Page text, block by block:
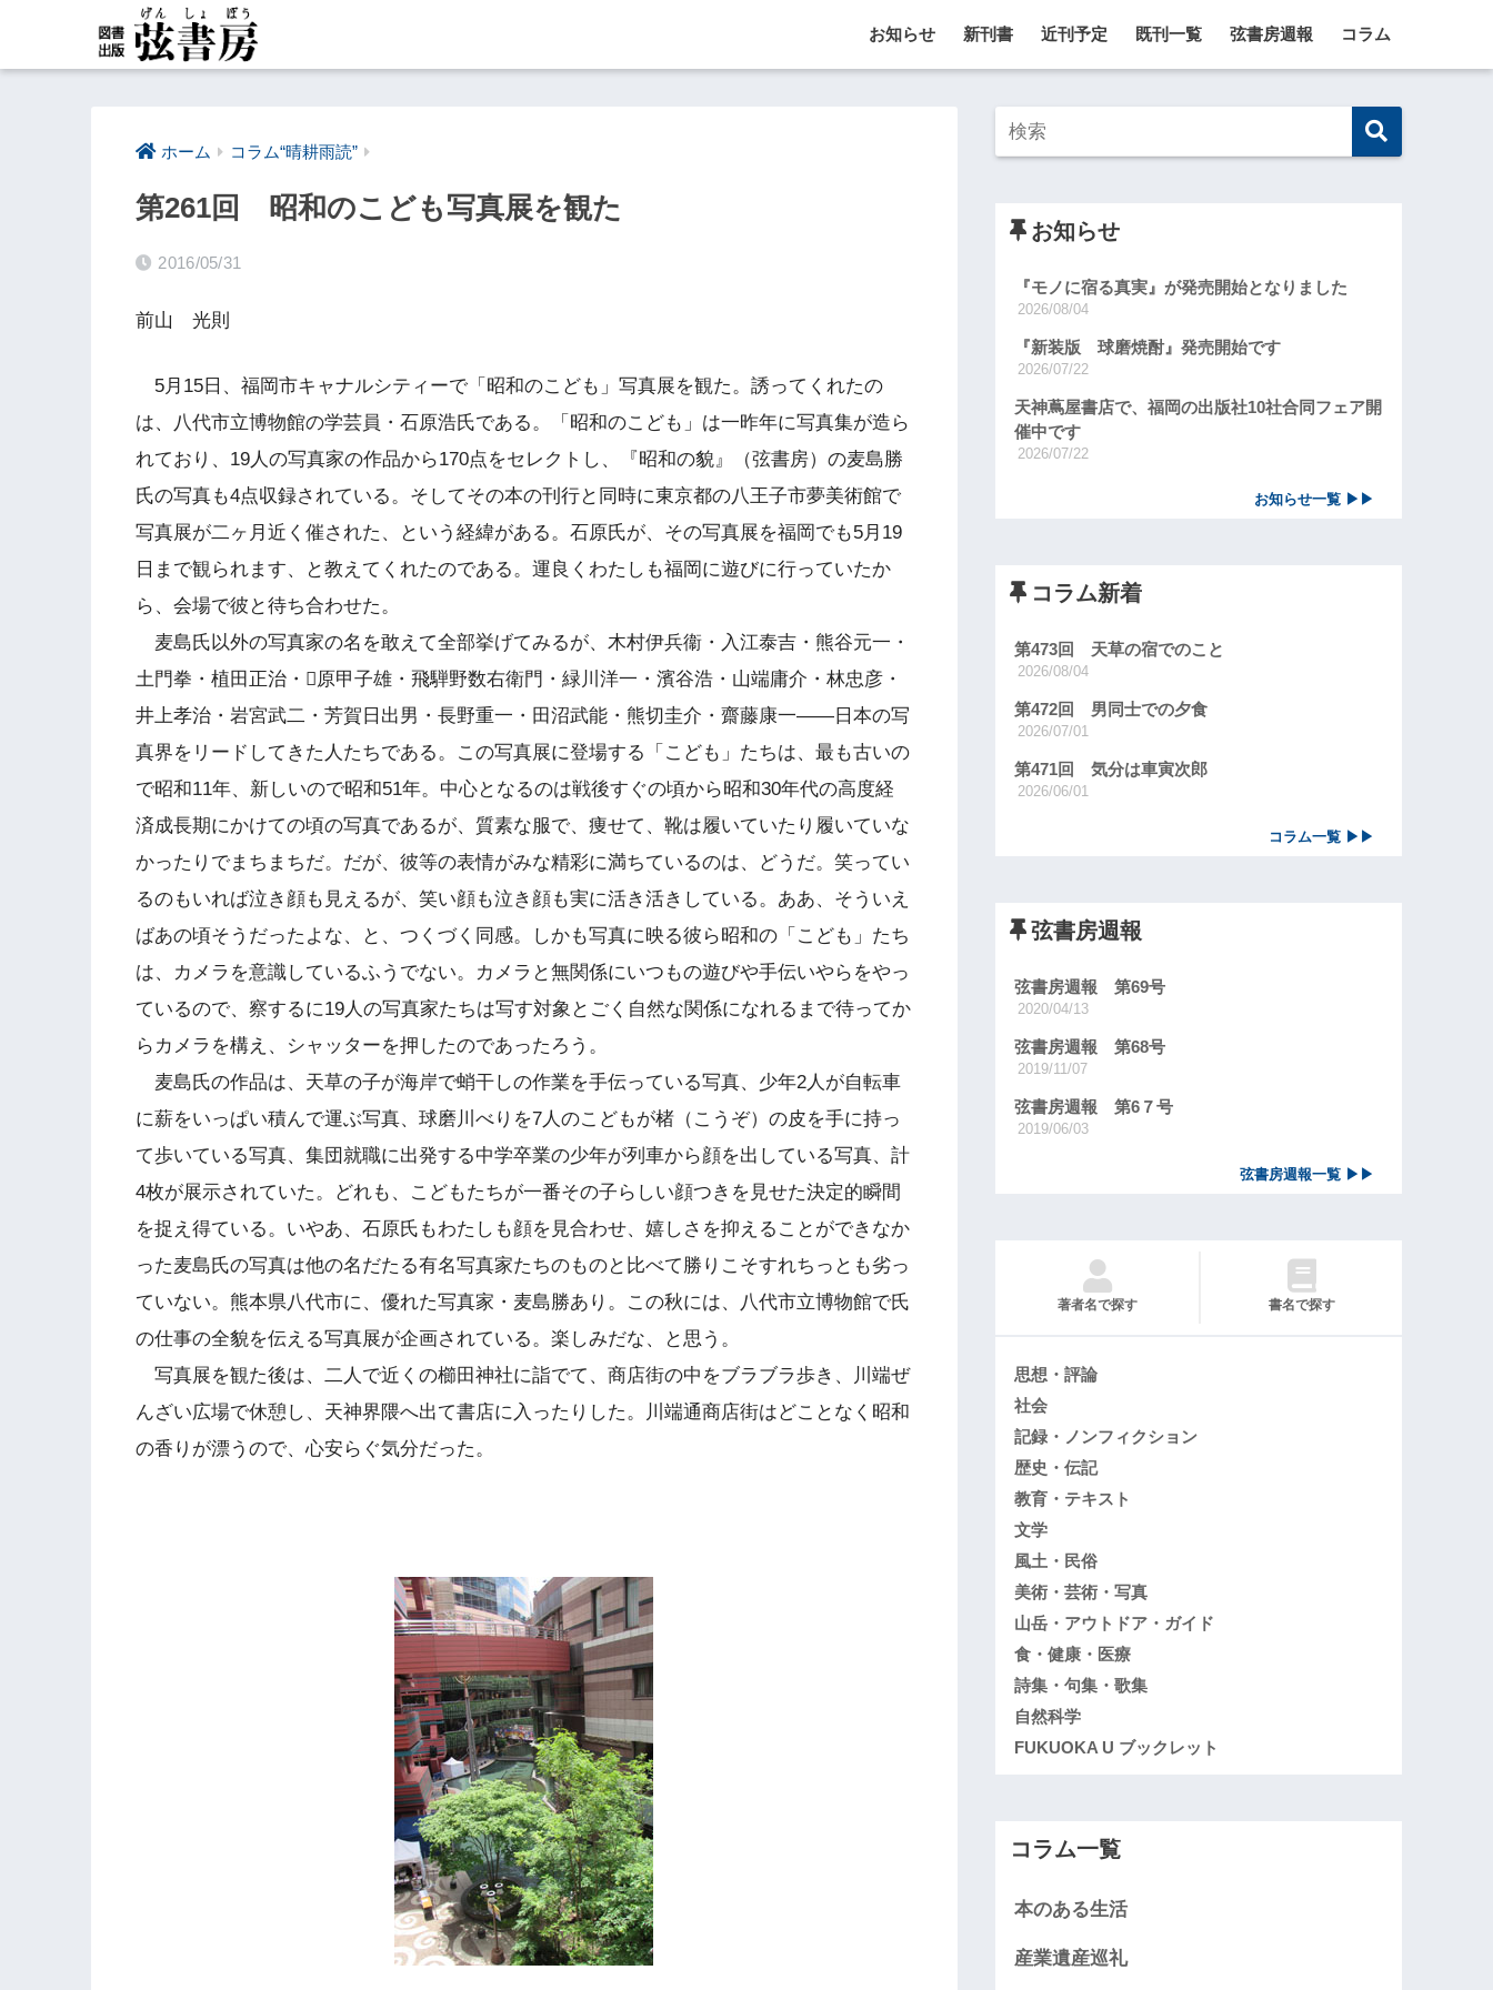
お知らせ 新刊書 近刊予定 既刊一覧 弦書房週報 コラム
ホーム コラム“晴耕雨読”
第261回 昭和のこども写真展を観た
2016/05/31
前山 光則
5月15日、福岡市キャナルシティーで「昭和のこども」写真展を観た。誘ってくれたの
は、八代市立博物館の学芸員・石原浩氏である。「昭和のこども」は一昨年に写真集が造ら
れており、19人の写真家の作品から170点をセレクトし、『昭和の貌』（弦書房）の麦島勝
氏の写真も4点収録されている。そしてその本の刊行と同時に東京都の八王子市夢美術館で
写真展が二ヶ月近く催された、という経緯がある。石原氏が、その写真展を福岡でも5月19
日まで観られます、と教えてくれたのである。運良くわたしも福岡に遊びに行っていたか
ら、会場で彼と待ち合わせた。
麦島氏以外の写真家の名を敢えて全部挙げてみるが、木村伊兵衞・入江泰吉・熊谷元一・
土門拳・植田正治・原甲子雄・飛騨野数右衛門・緑川洋一・濱谷浩・山端庸介・林忠彦・
井上孝治・岩宮武二・芳賀日出男・長野重一・田沼武能・熊切圭介・齋藤康一――日本の写
真界をリードしてきた人たちである。この写真展に登場する「こども」たちは、最も古いの
で昭和11年、新しいので昭和51年。中心となるのは戦後すぐの頃から昭和30年代の高度経
済成長期にかけての頃の写真であるが、質素な服で、痩せて、靴は履いていたり履いていな
かったりでまちまちだ。だが、彼等の表情がみな精彩に満ちているのは、どうだ。笑ってい
るのもいれば泣き顔も見えるが、笑い顔も泣き顔も実に活き活きしている。ああ、そういえ
ばあの頃そうだったよな、と、つくづく同感。しかも写真に映る彼ら昭和の「こども」たち
は、カメラを意識しているふうでない。カメラと無関係にいつもの遊びや手伝いやらをやっ
ているので、察するに19人の写真家たちは写す対象とごく自然な関係になれるまで待ってか
らカメラを構え、シャッターを押したのであったろう。
麦島氏の作品は、天草の子が海岸で蛸干しの作業を手伝っている写真、少年2人が自転車
に薪をいっぱい積んで運ぶ写真、球磨川べりを7人のこどもが楮（こうぞ）の皮を手に持っ
て歩いている写真、集団就職に出発する中学卒業の少年が列車から顔を出している写真、計
4枚が展示されていた。どれも、こどもたちが一番その子らしい顔つきを見せた決定的瞬間
を捉え得ている。いやあ、石原氏もわたしも顔を見合わせ、嬉しさを抑えることができなか
った麦島氏の写真は他の名だたる有名写真家たちのものと比べて勝りこそすれちっとも劣っ
ていない。熊本県八代市に、優れた写真家・麦島勝あり。この秋には、八代市立博物館で氏
の仕事の全貌を伝える写真展が企画されている。楽しみだな、と思う。
写真展を観た後は、二人で近くの櫛田神社に詣でて、商店街の中をブラブラ歩き、川端ぜ
んざい広場で休憩し、天神界隈へ出て書店に入ったりした。川端通商店街はどことなく昭和
の香りが漂うので、心安らぐ気分だった。
お知らせ
『モノに宿る真実』が発売開始となりました
2026/08/04
『新装版 球磨焼酎』発売開始です
2026/07/22
天神蔦屋書店で、福岡の出版社10社合同フェア開
催中です
2026/07/22
お知らせ一覧 ▶▶
コラム新着
第473回 天草の宿でのこと
2026/08/04
第472回 男同士での夕食
2026/07/01
第471回 気分は車寅次郎
2026/06/01
コラム一覧 ▶▶
弦書房週報
弦書房週報 第69号
2020/04/13
弦書房週報 第68号
2019/11/07
弦書房週報 第6７号
2019/06/03
弦書房週報一覧 ▶▶
著者名で探す 書名で探す
思想・評論
社会
記録・ノンフィクション
歴史・伝記
教育・テキスト
文学
風土・民俗
美術・芸術・写真
山岳・アウトドア・ガイド
食・健康・医療
詩集・句集・歌集
自然科学
FUKUOKA U ブックレット
コラム一覧
本のある生活
産業遺産巡礼